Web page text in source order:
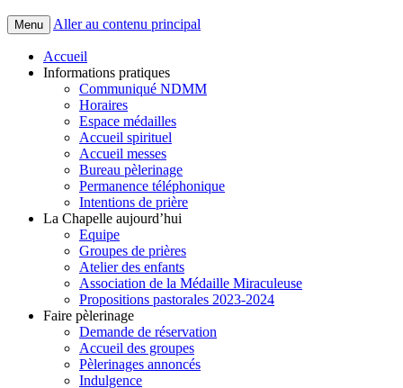
Menu Aller au contenu principal
Accueil
Informations pratiques
Communiqué NDMM
Horaires
Espace médailles
Accueil spirituel
Accueil messes
Bureau pèlerinage
Permanence téléphonique
Intentions de prière
La Chapelle aujourd’hui
Equipe
Groupes de prières
Atelier des enfants
Association de la Médaille Miraculeuse
Propositions pastorales 2023-2024
Faire pèlerinage
Demande de réservation
Accueil des groupes
Pèlerinages annoncés
Indulgence